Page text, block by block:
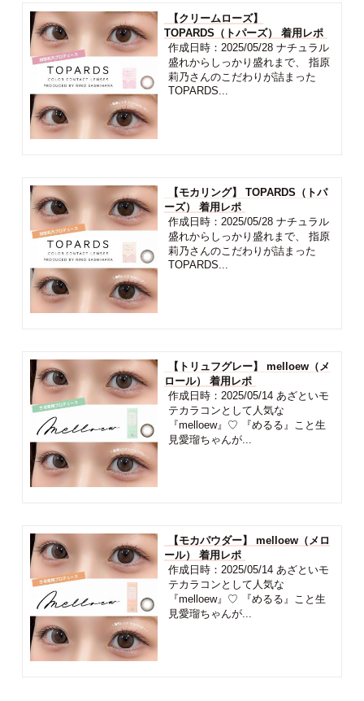
【クリームローズ】
TOPARDS（トパーズ） 着用レポ
作成日時：2025/05/28 ナチュラル
盛れからしっかり盛れまで、 指原
莉乃さんのこだわりが詰まった
TOPARDS...
【モカリング】 TOPARDS（トパ
ーズ） 着用レポ
作成日時：2025/05/28 ナチュラル
盛れからしっかり盛れまで、 指原
莉乃さんのこだわりが詰まった
TOPARDS...
【トリュフグレー】 melloew（メ
ロール） 着用レポ
作成日時：2025/05/14 あざといモ
テカラコンとして人気な
『melloew』♡ 『めるる』こと生
見愛瑠ちゃんが...
【モカパウダー】 melloew（メロ
ール） 着用レポ
作成日時：2025/05/14 あざといモ
テカラコンとして人気な
『melloew』♡ 『めるる』こと生
見愛瑠ちゃんが...